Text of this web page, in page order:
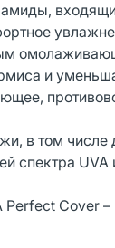
и
в том числе
спектра
Cover